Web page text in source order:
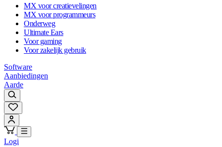
MX voor creatievelingen
MX voor programmeurs
Onderweg
Ultimate Ears
Voor gaming
Voor zakelijk gebruik
Software
Aanbiedingen
Aarde
Logi